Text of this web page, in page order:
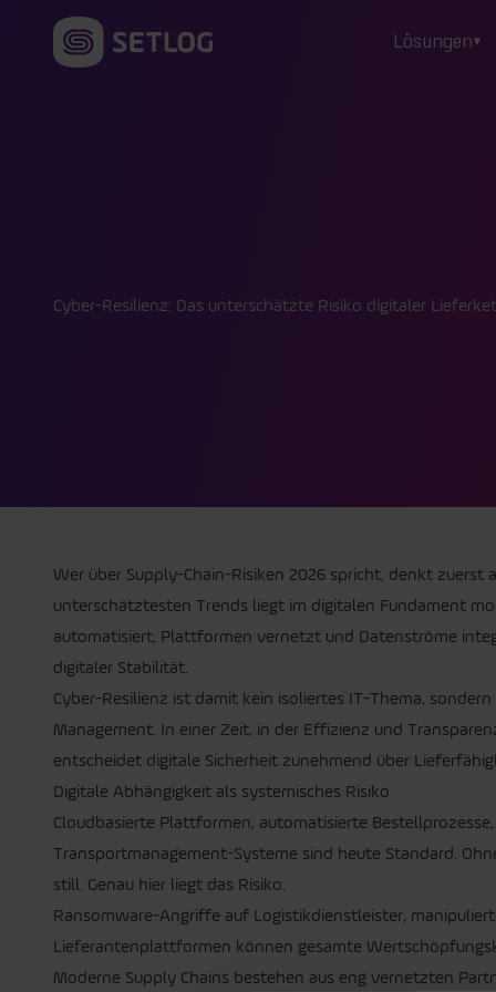
Lösungen
Cyber-Resilienz: Das unterschätzte Risiko digitaler
Wer über Supply-Chain-Risiken 2026 spricht, denkt zuerst
unterschätztesten Trends liegt im digitalen Fundament
automatisiert, Plattformen vernetzt und Datenströme
digitaler Stabilität.
Cyber-Resilienz ist damit kein isoliertes IT-Thema,
Management. In einer Zeit, in der Effizienz und
entscheidet digitale Sicherheit zunehmend über
Digitale Abhängigkeit als systemisches Risiko
Cloudbasierte Plattformen, automatisierte
Transportmanagement-Systeme sind heute Standard.
still. Genau hier liegt das Risiko.
Ransomware-Angriffe auf Logistikdienstleister,
Lieferantenplattformen können gesamte
Moderne Supply Chains bestehen aus eng vernetzten